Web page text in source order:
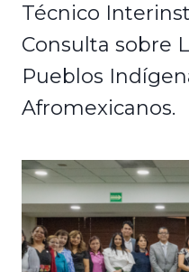
Técnico
Consulta sobre
Pueblos
Afromexicanos.